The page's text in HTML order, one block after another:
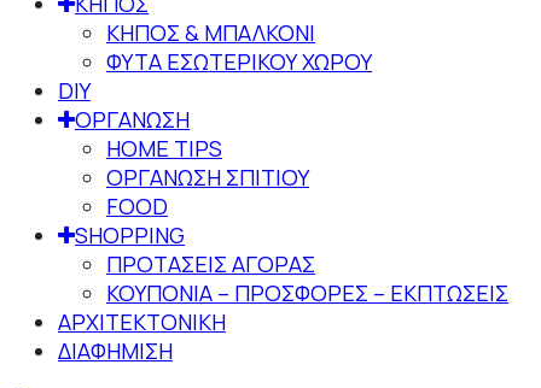
ΚΗΠΟΣ & ΜΠΑΛΚΟΝΙ
ΦΥΤΑ ΕΣΩΤΕΡΙΚΟΥ ΧΩΡΟΥ
DIY
ΟΡΓΑΝΩΣΗ
HOME TIPS
ΟΡΓΑΝΩΣΗ ΣΠΙΤΙΟΥ
FOOD
SHOPPING
ΠΡΟΤΑΣΕΙΣ ΑΓΟΡΑΣ
ΚΟΥΠΟΝΙΑ – ΠΡΟΣΦΟΡΕΣ – ΕΚΠΤΩΣΕΙΣ
ΑΡΧΙΤΕΚΤΟΝΙΚΗ
ΔΙΑΦΗΜΙΣΗ